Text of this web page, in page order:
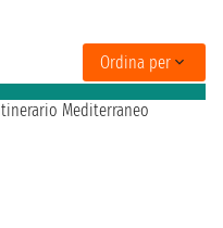
Ordina per